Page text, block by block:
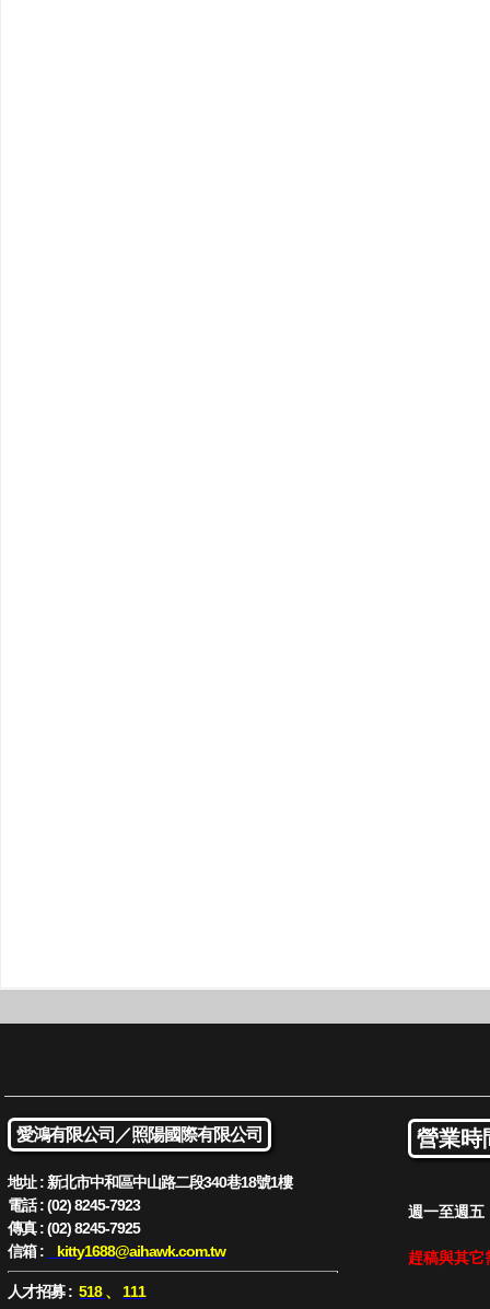
愛鴻有限公司／照陽國際有限公司
地址 : 新北市中和區中山路二段340巷18號1樓
電話 : (02) 8245-7923
傳真 : (02) 8245-7925
信箱 :
kitty1688@aihawk.com.tw
人才招募 : 518、 111
營業時
週一至週
趕稿與其它